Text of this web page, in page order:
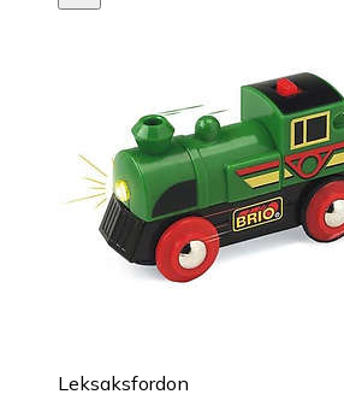
Leksaksfordon